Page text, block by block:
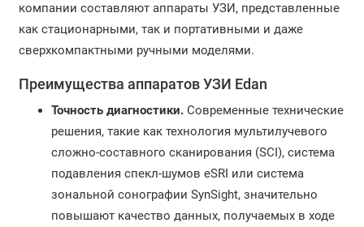
компании составляют аппараты УЗИ, представленные
как стационарными, так и портативными и даже
сверхкомпактными ручными моделями.
Преимущества аппаратов УЗИ Edan
Точность диагностики.Современные технические
решения, такие как технология мультилучевого
сложно-составного сканирования (SCI), система
подавления спекл-шумов eSRI или система
зональной сонографии SynSight, значительно
повышают качество данных, получаемых в ходе